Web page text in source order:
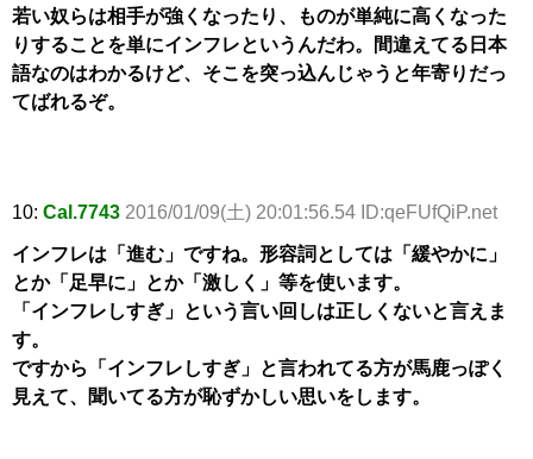
若い奴らは相手が強くなったり、ものが単純に高くなった
りすることを単にインフレというんだわ。間違えてる日本
語なのはわかるけど、そこを突っ込んじゃうと年寄りだっ
てばれるぞ。
10: Cal.7743 2016/01/09(土) 20:01:56.54 ID:qeFUfQiP.net
インフレは「進む」ですね。形容詞としては「緩やかに」
とか「足早に」とか「激しく」等を使います。
「インフレしすぎ」という言い回しは正しくないと言えま
す。
ですから「インフレしすぎ」と言われてる方が馬鹿っぽく
見えて、聞いてる方が恥ずかしい思いをします。